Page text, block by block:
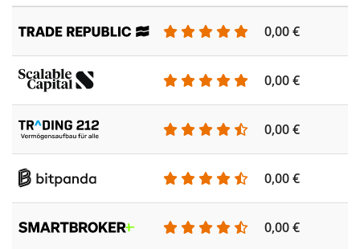
0,00 €
0,00 €
0,00 €
0,00 €
0,00 €